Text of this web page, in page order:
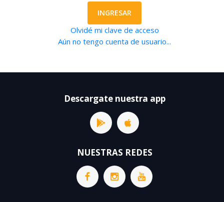
INGRESAR
Olvidé mi clave de acceso
Aún no tengo cuenta de usuario...
Descargate nuestra app
NUESTRAS REDES